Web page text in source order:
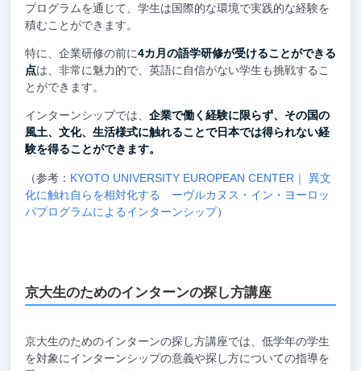
プログラムを通じて、学生は国際的な環境で実践的な経験を
積むことができます。
特に、企業研修の前に4カ月の語学研修が受けることができる
点は、非常に魅力的で、英語に自信がない学生も挑戦するこ
とができます。
インターンシップでは、 企業で働く経験に限らず、その国の
風土、文化、生活様式に触れることで日本では得られない経
験を得ることができます。
（参考： KYOTO UNIVERSITY EUROPEAN CENTER｜ 異文
化に触れ自らを相対化する ーヴルカヌス・イン・ヨーロッ
パプログラムによるインターンシップ）
京大生のためのインターンの探し方講座
京大生のためのインターンの探し方講座では、低学年の学生
を対象にインターンシップの意義や探し方についての指導を